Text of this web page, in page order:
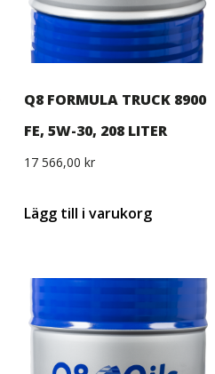
Q8 FORMULA TRUCK 8900
FE, 5W-30, 208 LITER
17 566,00 kr
Lägg till i varukorg